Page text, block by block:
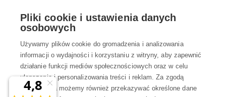
Poradnia
Wszystko o zakupach
Kontakt
Pliki cookie i ustawienia danych
osobowych
Używamy plików cookie do gromadzenia i analizowania
informacji o wydajności i korzystaniu z witryny, aby zapewnić
działanie funkcji mediów społecznościowych oraz w celu
ulepszania i personalizowania treści i reklam. Za zgodą
użytkownika możemy również przekazywać określone dane